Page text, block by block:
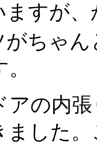
ますが
ちゃ
アの内
ました